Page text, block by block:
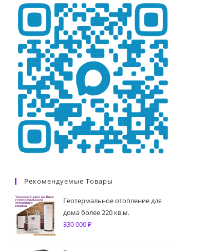
Рекомендуемые Товары
Геотермальное отопление для
дома более 220 кв.м.
830 000₽